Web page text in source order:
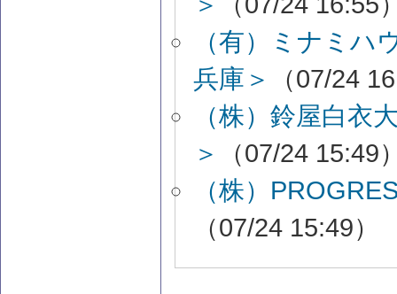
（有）ミナミ
兵庫＞
（07/24
（株）鈴屋白
＞
（07/24 15:49
（株）
（07/24 15:49）